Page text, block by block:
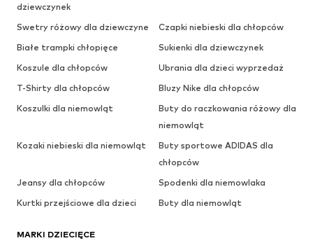
dziewczynek
Swetry różowy dla dziewczyne
Czapki niebieski dla chłopców
Białe trampki chłopięce
Sukienki dla dziewczynek
Koszule dla chłopców
Ubrania dla dzieci wyprzedaż
T-Shirty dla chłopców
Bluzy Nike dla chłopców
Koszulki dla niemowląt
Buty do raczkowania różowy dla
niemowląt
Kozaki niebieski dla niemowląt
Buty sportowe ADIDAS dla
chłopców
Jeansy dla chłopców
Spodenki dla niemowlaka
Kurtki przejściowe dla dzieci
Buty dla niemowląt
MARKI DZIECIĘCE